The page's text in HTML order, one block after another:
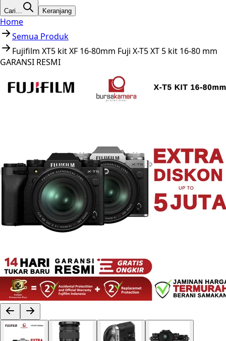
Cari… Keranjang
Home
Semua Produk
Fujifilm XT5 kit XF 16-80mm Fuji X-T5 XT 5 kit 16-80 mm
GARANSI RESMI